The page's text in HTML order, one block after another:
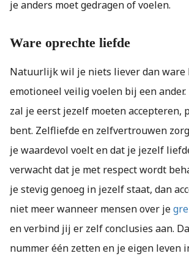
je anders moet gedragen of voelen.
Ware oprechte liefde
Natuurlijk wil je niets liever dan ware
emotioneel veilig voelen bij een
zal je eerst jezelf moeten accepteren,
bent. Zelfliefde en zelfvertrouwen
je waardevol voelt en dat je jezelf
verwacht dat je met respect wordt
je stevig genoeg in jezelf staat, dan
niet meer wanneer mensen over je
en verbind jij er zelf conclusies aan.
nummer één zetten en je eigen leven